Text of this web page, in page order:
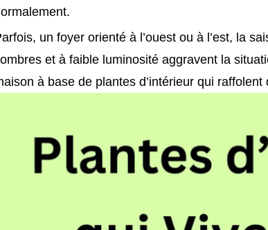
un foyer orienté à l’ouest ou à l’est, la
et à faible luminosité aggravent la
à base de plantes d’intérieur qui raffolent